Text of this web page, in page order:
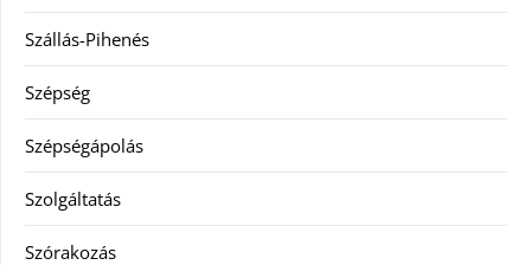
Szállás-Pihenés
Szépség
Szépségápolás
Szolgáltatás
Szórakozás